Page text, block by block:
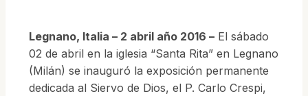
Legnano, Italia – 2 abril año 2016 – El sábado
02 de abril en la iglesia “Santa Rita” en Legnano
(Milán) se inauguró la exposición permanente
dedicada al Siervo de Dios, el P. Carlo Crespi,